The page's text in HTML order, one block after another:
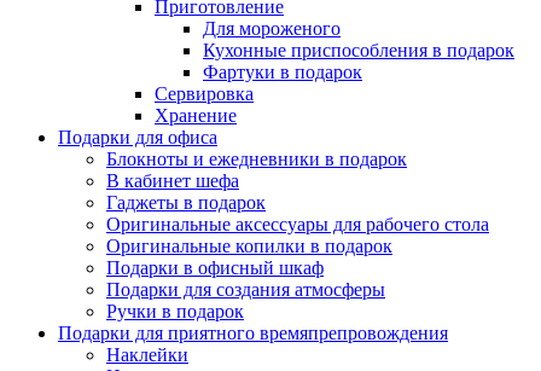
Приготовление
Для мороженого
Кухонные приспособления в подарок
Фартуки в подарок
Сервировка
Хранение
Подарки для офиса
Блокноты и ежедневники в подарок
В кабинет шефа
Гаджеты в подарок
Оригинальные аксессуары для рабочего стола
Оригинальные копилки в подарок
Подарки в офисный шкаф
Подарки для создания атмосферы
Ручки в подарок
Подарки для приятного времяпрепровождения
Наклейки